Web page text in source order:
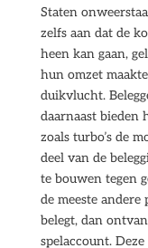
Staten
zelfs aan dat de
heen kan gaan,
hun omzet
duikvlucht.
daarnaast bieden
zoals turbo’s de
deel van de
te bouwen tegen
de meeste
belegt, dan
spelaccount.